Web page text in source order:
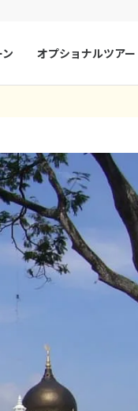
アイ
ハン
ド
フィ
エス
クロ
ルー
フェ
オプショナルツアー
まだ履歴があり
まだ登録があ